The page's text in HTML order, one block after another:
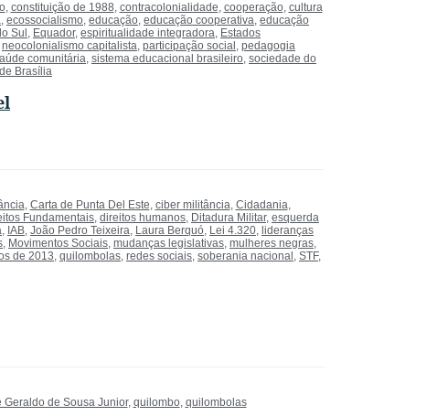
, constituição de 1988, contracolonialidade, cooperação, cultura
, ecossocialismo, educação, educação cooperativa, educação
Sul , Equador, espiritualidade integradora, Estados
neocolonialismo capitalista, participação social , pedagogia
comunitária, sistema educacional brasileiro, sociedade do
Brasília
, Carta de Punta Del Este, ciber militância, Cidadania,
Fundamentais, direitos humanos, Ditadura Militar, esquerda
, IAB, João Pedro Teixeira, Laura Berquó, Lei 4.320, lideranças
, Movimentos Sociais, mudanças legislativas, mulheres negras,
de 2013, quilombolas, redes sociais, soberania nacional , STF,
Geraldo de Sousa Junior, quilombo, quilombolas